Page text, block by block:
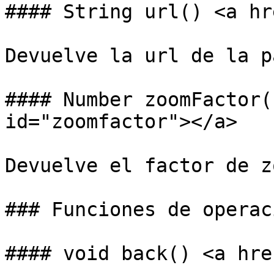
#### String url() <a
Devuelve la url de la
#### Number
id="zoomfactor"></a>
Devuelve el factor de
### Funciones de
#### void back() <a